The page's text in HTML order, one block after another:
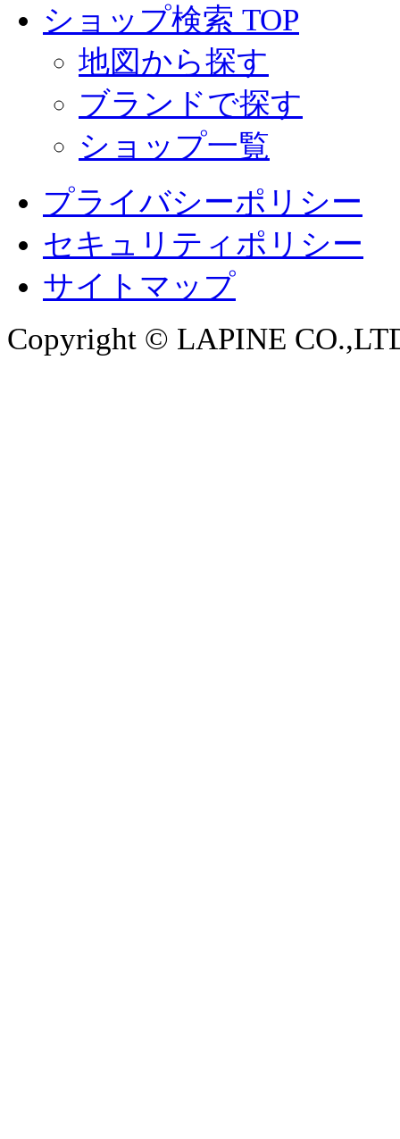
ショップ検索 TOP
地図から探す
ブランドで探す
ショップ一覧
プライバシーポリシー
セキュリティポリシー
サイトマップ
Copyright © LAPINE